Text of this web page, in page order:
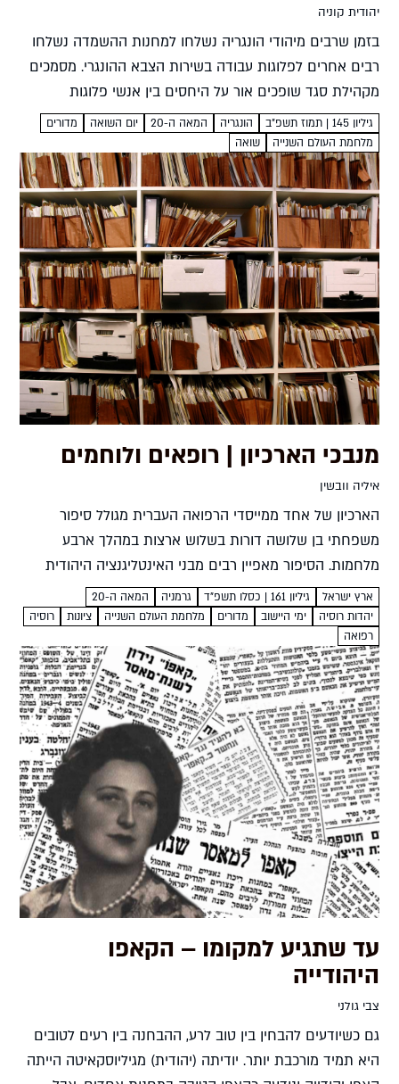
יהודית קוניה
בזמן שרבים מיהודי הונגריה נשלחו למחנות ההשמדה נשלחו
רבים אחרים לפלוגות עבודה בשירות הצבא ההונגרי. מסמכים
מקהילת סגד שופכים אור על היחסים בין אנשי פלוגות
העבודה היהודיות לבין קהילותיהם יהודית קוניה חלפו רק 56
ימים...
גיליון 145 | תמוז תשפ"ב הונגריה המאה ה-20 יום השואה
מדורים
מלחמת העולם השנייה
שואה
מנבכי הארכיון | רופאים ולוחמים
איליה וובשין
הארכיון של אחד ממייסדי הרפואה העברית מגולל סיפור
משפחתי בן שלושה דורות בשלוש ארצות במהלך ארבע
מלחמות. הסיפור מאפיין רבים מבני האינטליגנציה היהודית
ברוסיה שעסקו ברפואה איליה וובשין מסמכי משפחת
דולז'נסקי כוללים תעודות אישיות, תצלומים,...
ארץ ישראל גיליון 161 | כסלו תשפ"ד גרמניה
המאה ה-20
יהדות רוסיה
ימי היישוב מדורים מלחמת העולם השנייה ציונות
רוסיה
רפואה
עד שתגיע למקומו – הקאפו
היהודייה
צבי גולני
גם כשיודעים להבחין בין טוב לרע, ההבחנה בין רעים לטובים
היא תמיד מורכבת יותר. יודיתה (יהודית) מגיליוסקאיטה הייתה